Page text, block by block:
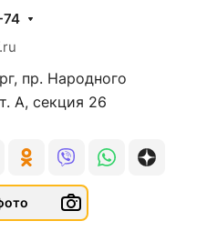
74
пр. Народного
А, секция 26